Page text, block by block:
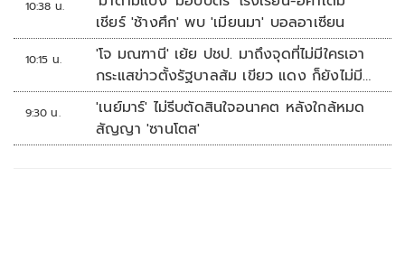
10:38 น.
เชียร์ 'ช้างศึก' พบ 'เมียนมา' บอลอาเซียน
10:15 น.
'โจ มณฑานี' เย้ย ปชป. มาถึงจุดที่ไม่มีใครเอา
กระแสข่าวตั้งรัฐบาลส้ม เขียว แดง ก็ยังไม่มีฟ้า
เลย
9:30 น.
'เนย์มาร์' ไม่รีบตัดสินใจอนาคต หลังใกล้หมด
สัญญา 'ซานโตส'